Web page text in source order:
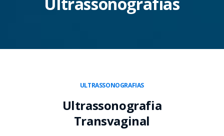
ULTRASSONOGRAFIAS
Ultrassonografia
Transvaginal